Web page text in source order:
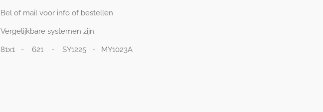
Bel of mail voor info of bestellen
Vergelijkbare systemen zijn:
81x1 - 621 - SY1225 - MY1023A